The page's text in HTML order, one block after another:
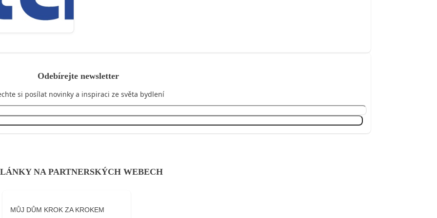
Odebírejte newsletter
si posílat novinky a inspiraci ze světa bydlení
NA PARTNERSKÝCH WEBECH
MŮJ DŮM KROK ZA KROKEM